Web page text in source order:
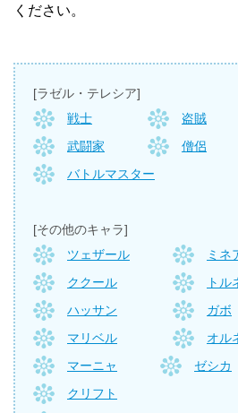
ください。
[ラゼル・テレシア]
戦士
武闘家
盗賊
僧侶
バトルマスター
[その他のキャラ]
ツェザール
ククール
ハッサン
マリベル
ミネ
トル
ガボ
オル
マーニャ
クリフト
ゼシカ